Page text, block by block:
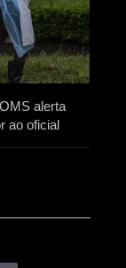
alerta
ao oficial